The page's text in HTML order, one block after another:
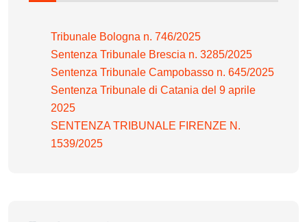
Tribunale Bologna n. 746/2025
Sentenza Tribunale Brescia n. 3285/2025
Sentenza Tribunale Campobasso n. 645/2025
Sentenza Tribunale di Catania del 9 aprile
2025
SENTENZA TRIBUNALE FIRENZE N.
1539/2025